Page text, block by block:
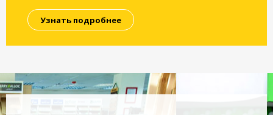
Узнать подробнее